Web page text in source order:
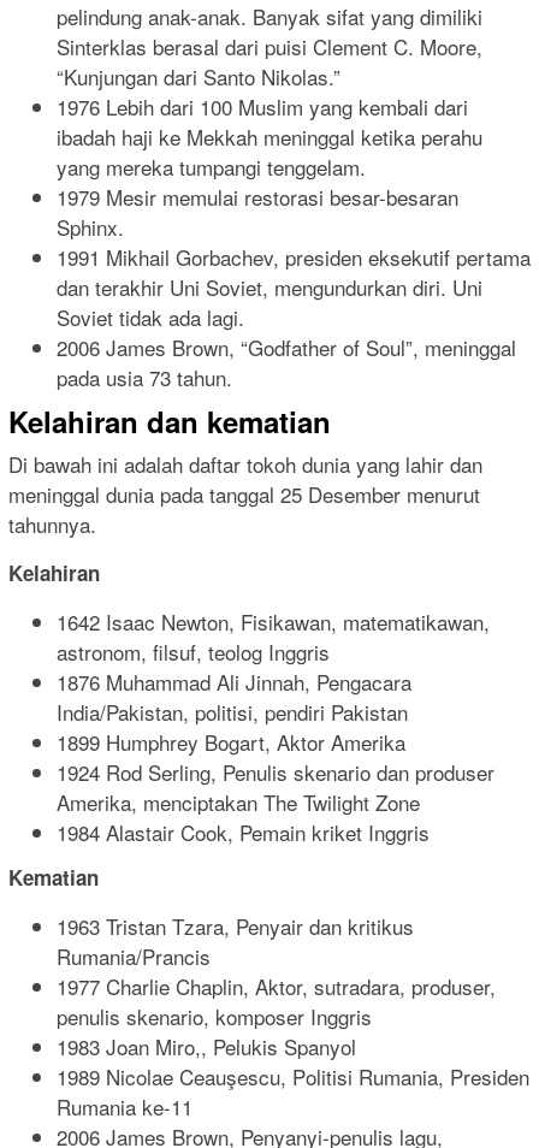
pelindung anak-anak. Banyak sifat yang dimiliki
Sinterklas berasal dari puisi Clement C. Moore,
“Kunjungan dari Santo Nikolas.”
1976 Lebih dari 100 Muslim yang kembali dari
ibadah haji ke Mekkah meninggal ketika perahu
yang mereka tumpangi tenggelam.
1979 Mesir memulai restorasi besar-besaran
Sphinx.
1991 Mikhail Gorbachev, presiden eksekutif pertama
dan terakhir Uni Soviet, mengundurkan diri. Uni
Soviet tidak ada lagi.
2006 James Brown, “Godfather of Soul”, meninggal
pada usia 73 tahun.
Kelahiran dan kematian
Di bawah ini adalah daftar tokoh dunia yang lahir dan
meninggal dunia pada tanggal 25 Desember menurut
tahunnya.
Kelahiran
1642 Isaac Newton, Fisikawan, matematikawan,
astronom, filsuf, teolog Inggris
1876 Muhammad Ali Jinnah, Pengacara
India/Pakistan, politisi, pendiri Pakistan
1899 Humphrey Bogart, Aktor Amerika
1924 Rod Serling, Penulis skenario dan produser
Amerika, menciptakan The Twilight Zone
1984 Alastair Cook, Pemain kriket Inggris
Kematian
1963 Tristan Tzara, Penyair dan kritikus
Rumania/Prancis
1977 Charlie Chaplin, Aktor, sutradara, produser,
penulis skenario, komposer Inggris
1983 Joan Miro,, Pelukis Spanyol
1989 Nicolae Ceauşescu, Politisi Rumania, Presiden
Rumania ke-11
2006 James Brown, Penyanyi-penulis lagu,